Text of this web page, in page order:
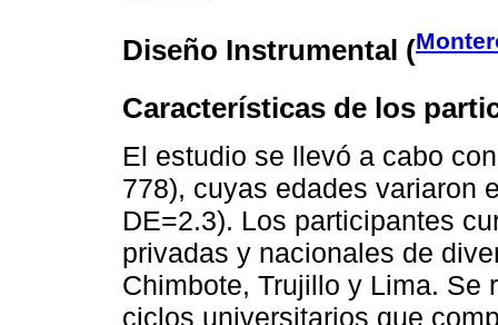
Diseño Instrumental (
Características de los
El estudio se llevó a cabo
778), cuyas edades variaron
DE=2.3). Los participantes
privadas y nacionales de
Chimbote, Trujillo y Lima. Se
ciclos universitarios que